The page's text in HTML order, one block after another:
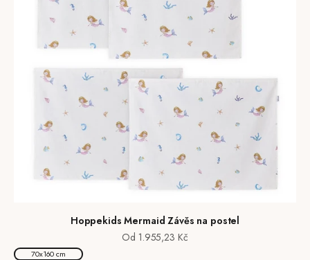
Hoppekids Mermaid Závěs na postel
Prodejní cena
Od 1.955,23 Kč
70x160 cm